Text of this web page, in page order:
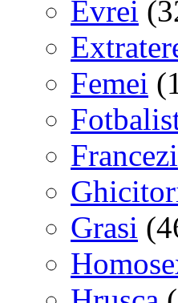
Evrei
Femei
Francezi
Grasi